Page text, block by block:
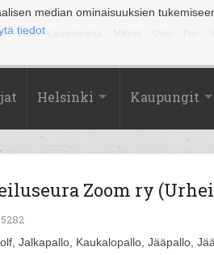
median ominaisuuksien
tiedot
Lahti
Helsinki Kaupungit
Zoom ry
Jalkapallo, Kaukalopallo, Jääpallo,